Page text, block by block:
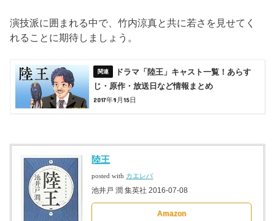
演技派に囲まれる中で、竹内涼真と共に若さを見せてく
れることに期待しましょう。
ドラマ「陸王」キャスト一覧！あらす
じ・原作・放送日など情報まとめ
2017年9月15日
陸王
posted with カエレバ
池井戸 潤 集英社 2016-07-08
Amazon